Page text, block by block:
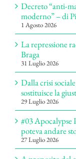
Decreto “anti-
moderno” – di
1 Agosto 2026
La repressione
Braga
31 Luglio 2026
Dalla crisi
sostituisce la
29 Luglio 2026
#03 Apocalypse
poteva andare
27 Luglio 2026